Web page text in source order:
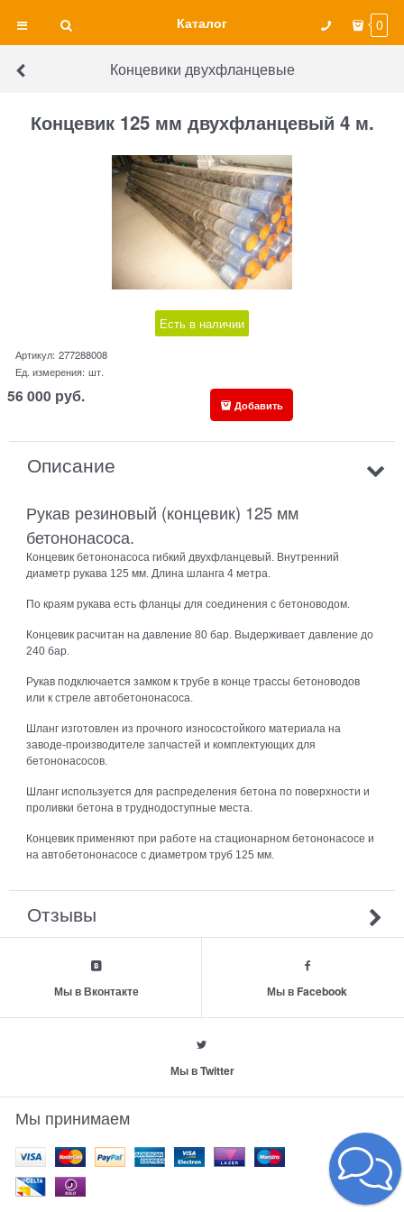
Каталог 0
Концевики двухфланцевые
Концевик 125 мм двухфланцевый 4 м.
Есть в наличии
Артикул: 277288008
Ед. измерения: шт.
56 000 руб. Добавить
Описание
Рукав резиновый (концевик) 125 мм
бетононасоса.
Концевик бетононасоса гибкий двухфланцевый. Внутренний
диаметр рукава 125 мм. Длина шланга 4 метра.
По краям рукава есть фланцы для соединения с бетоноводом.
Концевик расчитан на давление 80 бар. Выдерживает давление до
240 бар.
Рукав подключается замком к трубе в конце трассы бетоноводов
или к стреле автобетононасоса.
Шланг изготовлен из прочного износостойкого материала на
заводе-производителе запчастей и комплектующих для
бетононасосов.
Шланг используется для распределения бетона по поверхности и
проливки бетона в труднодоступные места.
Концевик применяют при работе на стационарном бетононасосе и
на автобетононасосе с диаметром труб 125 мм.
Отзывы
Мы в Вконтакте Мы в Facebook
Мы в Twitter
Мы принимаем